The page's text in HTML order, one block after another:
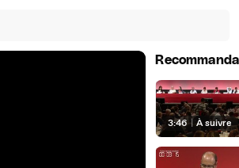
3:46 | À suivre